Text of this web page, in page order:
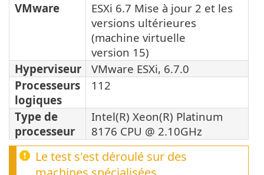
VMware
ESXi 6.7 Mise à jour 2 et les
versions ultérieures
(machine virtuelle
version 15)
Hyperviseur
VMware ESXi, 6.7.0
Processeurs
logiques
112
Type de
processeur
Intel(R) Xeon(R) Platinum
8176 CPU @ 2.10GHz
Le test s'est déroulé sur des